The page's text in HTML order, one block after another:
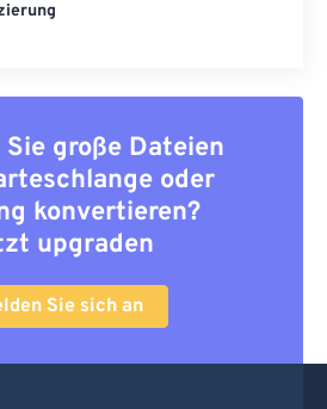
große Dateien
oder
konvertieren?
upgraden
Sie sich an